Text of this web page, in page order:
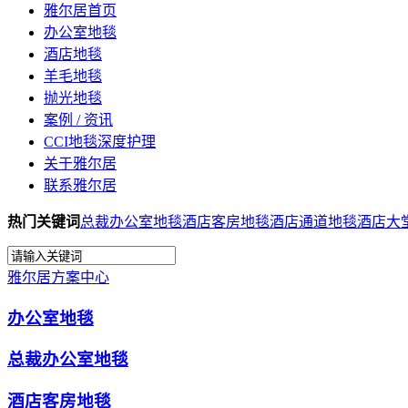
雅尔居首页
办公室地毯
酒店地毯
羊毛地毯
抛光地毯
案例 / 资讯
CCI地毯深度护理
关于雅尔居
联系雅尔居
热门关键词总裁办公室地毯酒店客房地毯酒店通道地毯酒店大
雅尔居方案中心
办公室地毯
总裁办公室地毯
酒店客房地毯